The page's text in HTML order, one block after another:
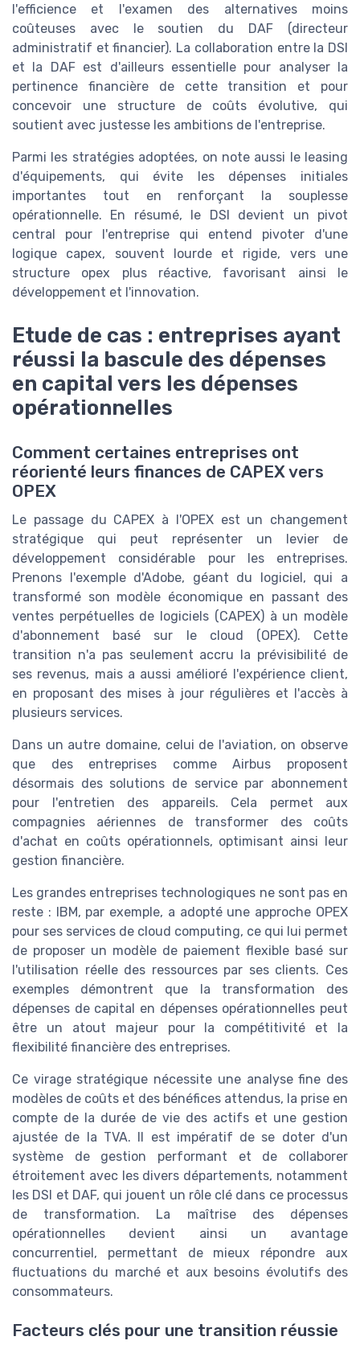
l'efficience et l'examen des alternatives moins
coûteuses avec le soutien du DAF (directeur
administratif et financier). La collaboration entre la DSI
et la DAF est d'ailleurs essentielle pour analyser la
pertinence financière de cette transition et pour
concevoir une structure de coûts évolutive, qui
soutient avec justesse les ambitions de l'entreprise.
Parmi les stratégies adoptées, on note aussi le leasing
d'équipements, qui évite les dépenses initiales
importantes tout en renforçant la souplesse
opérationnelle. En résumé, le DSI devient un pivot
central pour l'entreprise qui entend pivoter d'une
logique capex, souvent lourde et rigide, vers une
structure opex plus réactive, favorisant ainsi le
développement et l'innovation.
Etude de cas : entreprises ayant
réussi la bascule des dépenses
en capital vers les dépenses
opérationnelles
Comment certaines entreprises ont
réorienté leurs finances de CAPEX vers
OPEX
Le passage du CAPEX à l'OPEX est un changement
stratégique qui peut représenter un levier de
développement considérable pour les entreprises.
Prenons l'exemple d'Adobe, géant du logiciel, qui a
transformé son modèle économique en passant des
ventes perpétuelles de logiciels (CAPEX) à un modèle
d'abonnement basé sur le cloud (OPEX). Cette
transition n'a pas seulement accru la prévisibilité de
ses revenus, mais a aussi amélioré l'expérience client,
en proposant des mises à jour régulières et l'accès à
plusieurs services.
Dans un autre domaine, celui de l'aviation, on observe
que des entreprises comme Airbus proposent
désormais des solutions de service par abonnement
pour l'entretien des appareils. Cela permet aux
compagnies aériennes de transformer des coûts
d'achat en coûts opérationnels, optimisant ainsi leur
gestion financière.
Les grandes entreprises technologiques ne sont pas en
reste : IBM, par exemple, a adopté une approche OPEX
pour ses services de cloud computing, ce qui lui permet
de proposer un modèle de paiement flexible basé sur
l'utilisation réelle des ressources par ses clients. Ces
exemples démontrent que la transformation des
dépenses de capital en dépenses opérationnelles peut
être un atout majeur pour la compétitivité et la
flexibilité financière des entreprises.
Ce virage stratégique nécessite une analyse fine des
modèles de coûts et des bénéfices attendus, la prise en
compte de la durée de vie des actifs et une gestion
ajustée de la TVA. Il est impératif de se doter d'un
système de gestion performant et de collaborer
étroitement avec les divers départements, notamment
les DSI et DAF, qui jouent un rôle clé dans ce processus
de transformation. La maîtrise des dépenses
opérationnelles devient ainsi un avantage
concurrentiel, permettant de mieux répondre aux
fluctuations du marché et aux besoins évolutifs des
consommateurs.
Facteurs clés pour une transition réussie